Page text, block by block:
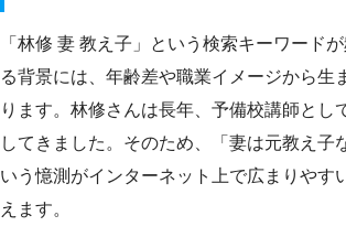
「林修 妻 教え子」という検索キーワード
る背景には、年齢差や職業イメージから生
ります。林修さんは長年、予備校講師とし
してきました。そのため、「妻は元教え子
いう憶測がインターネット上で広まりやす
えます。